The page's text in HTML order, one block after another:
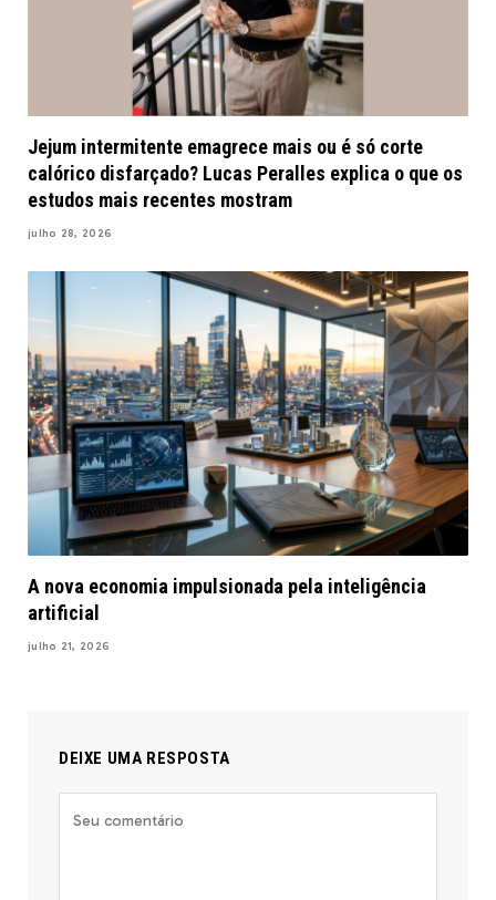
Jejum intermitente emagrece mais ou é só corte
calórico disfarçado? Lucas Peralles explica o que os
estudos mais recentes mostram
julho 28, 2026
A nova economia impulsionada pela inteligência
artificial
julho 21, 2026
DEIXE UMA RESPOSTA